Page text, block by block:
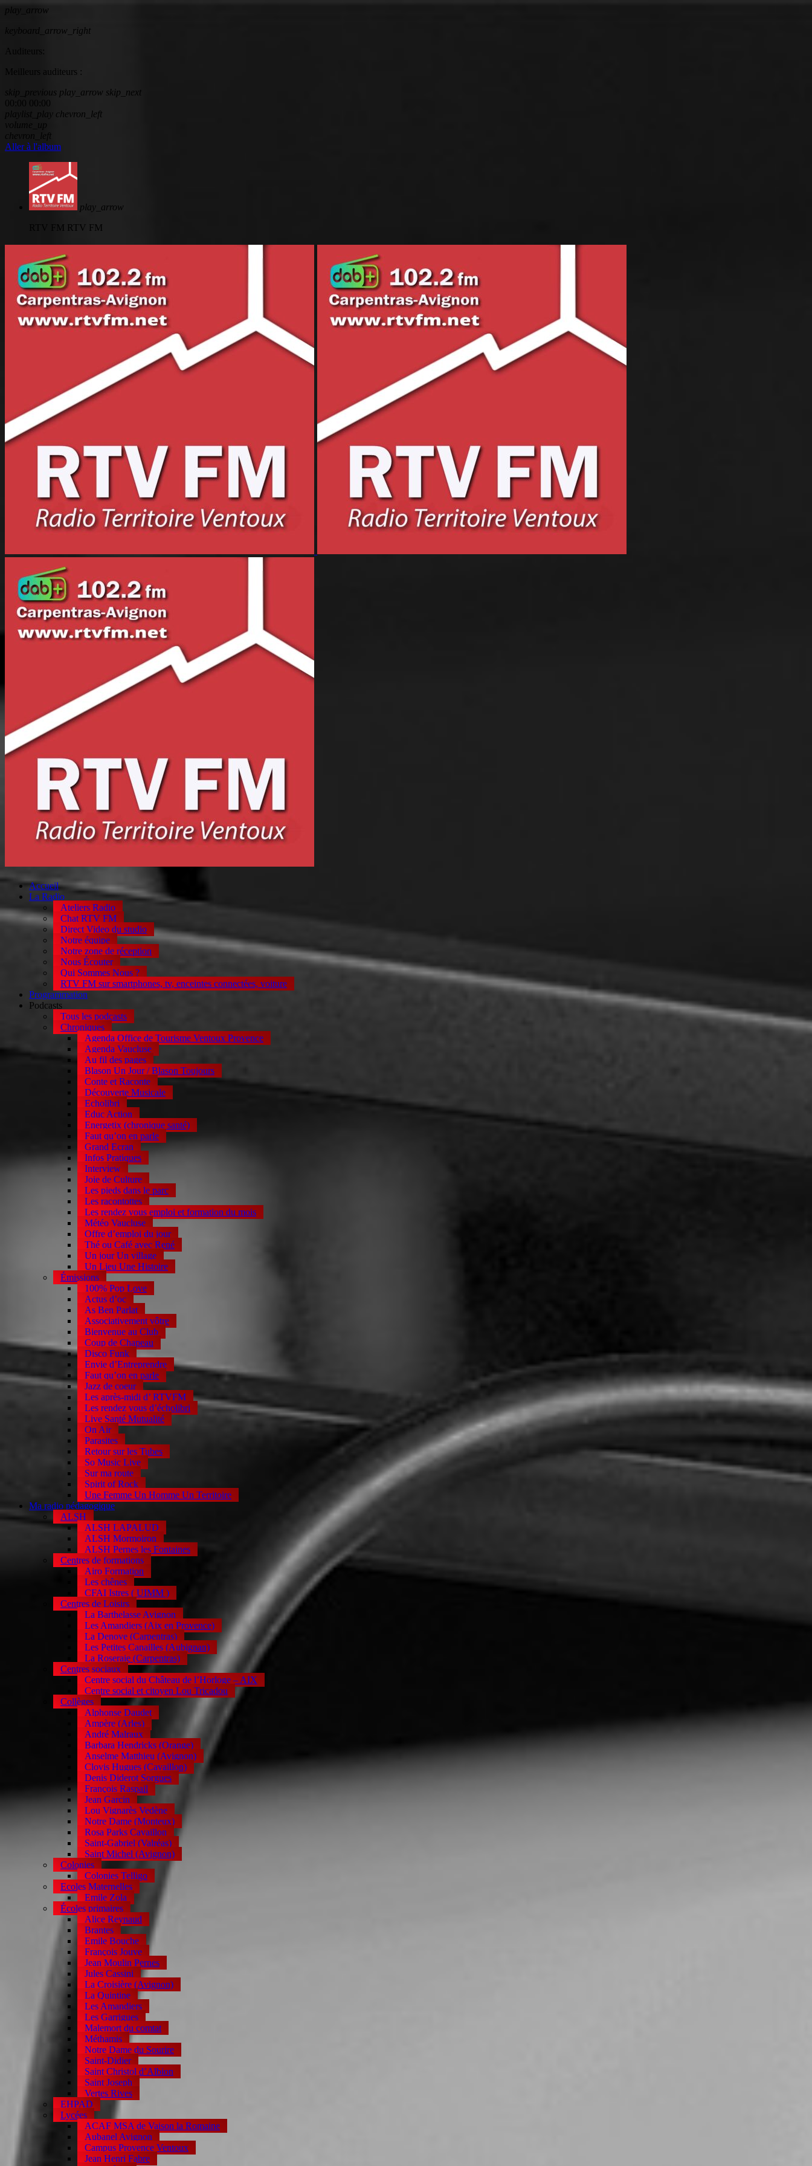
play_arrow
keyboard_arrow_right
Auditeurs:
Meilleurs auditeurs :
skip_previous play_arrow skip_next
00:00
00:00
playlist_play chevron_left
chevron_left
Aller à l'album
play_arrow
RTV FM RTV FM
Accueil
La Radio
Ateliers Radio
Chat RTV FM
Direct Video du studio
Notre équipe
Notre zone de réception
Nous Écouter
Qui Sommes Nous ?
RTV FM sur smartphones, tv, enceintes connectées, voiture
Programmation
Podcasts
Tous les podcasts
Chroniques
Agenda Office de Tourisme Ventoux Provence
Agenda Vaucluse
Au fil des pages
Blason Un Jour / Blason Toujours
Conte et Raconte
Découverte Musicale
Echolibri
Educ Action
Energetix (chronique santé)
Faut qu’on en parle
Grand Ecran
Infos Pratiques
Interview
Joie de Culture
Les pieds dans le parc
Les racontottes
Les rendez vous emploi et formation du mois
Météo Vaucluse
Offre d’emploi du jour
Thé ou Café avec René
Un jour Un village
Un Lieu Une Histoire
Émissions
100% Pop Love
Actus d’oc
As Ben Parlat
Associativement vôtre
Bienvenue au Club
Coup de Chapeau
Disco Funk
Envie d’Entreprendre
Faut qu’on en parle
Jazz de coeur
Les après-midi d’ RTVFM
Les rendez vous d’écholibri
Live Santé Mutualité
On Air
Parasites
Retour sur les Tubes
So Music Live
Sur ma route
Spirit of Rock
Une Femme Un Homme Un Territoire
Ma radio pédagogique
ALSH
ALSH LAPALUD
ALSH Mormoiron
ALSH Pernes les Fontaines
Centres de formations
Airo Formation
Les chênes
CFAI Istres ( UIMM )
Centres de Loisirs
La Barthelasse Avignon
Les Amandiers (Aix en Provence)
La Denove (Carpentras)
Les Petites Canailles (Aubignan)
La Roseraie (Carpentras)
Centres sociaux
Centre social du Château de l’Horloge – AIX
Centre social et citoyen Lou Tricadou
Collèges
Alphonse Daudet
Ampère (Arles)
André Malraux
Barbara Hendricks (Orange)
Anselme Matthieu (Avignon)
Clovis Hugues (Cavaillon)
Denis Diderot Sorgues
François Raspail
Jean Garcin
Lou Vignarès Vedène
Notre Dame (Monteux)
Rosa Parks Cavaillon
Saint-Gabriel (Valréas)
Saint Michel (Avignon)
Colonies
Colonies Telligo
Ecoles Maternelles
Emile Zola
Écoles primaires
Alice Reynaud
Brantes
Emile Bouche
François Jouve
Jean Moulin Pernes
Jules Cassini
La Croisière (Avignon)
La Quintine
Les Amandiers
Les Garrigues
Malemort du comtat
Méthamis
Notre Dame du Sourire
Saint-Didier
Saint Christol d’Albion
Saint Joseph
Vertes Rives
EHPAD
Lycées
ACAF MSA de Vaison la Romaine
Aubanel Avignon
Campus Provence Ventoux
Jean Henri Fabre